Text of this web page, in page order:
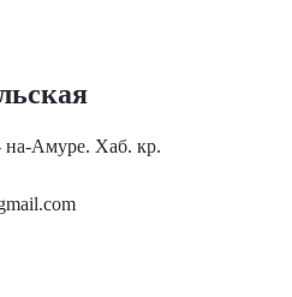
на-Амуре. Хаб. кр.